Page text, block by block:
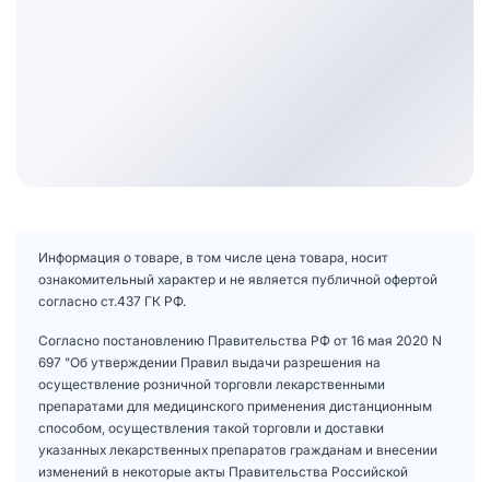
Информация о товаре, в том числе цена товара, носит
ознакомительный характер и не является публичной офертой
согласно ст.437 ГК РФ.
Согласно постановлению Правительства РФ от 16 мая 2020 N
697 "Об утверждении Правил выдачи разрешения на
осуществление розничной торговли лекарственными
препаратами для медицинского применения дистанционным
способом, осуществления такой торговли и доставки
указанных лекарственных препаратов гражданам и внесении
изменений в некоторые акты Правительства Российской